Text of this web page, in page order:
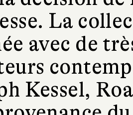
La
avec de
Kessel,